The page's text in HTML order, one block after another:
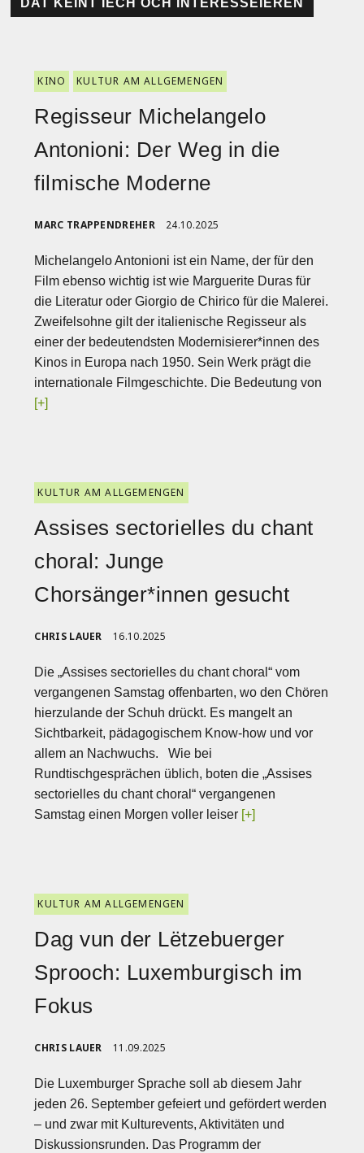
KINO KULTUR AM ALLGEMENGEN
Regisseur Michelangelo
Antonioni: Der Weg in die
filmische Moderne
MARC TRAPPENDREHER 24.10.2025
Michelangelo Antonioni ist ein Name, der für den
Film ebenso wichtig ist wie Marguerite Duras für
die Literatur oder Giorgio de Chirico für die Malerei.
Zweifelsohne gilt der italienische Regisseur als
einer der bedeutendsten Modernisierer*innen des
Kinos in Europa nach 1950. Sein Werk prägt die
internationale Filmgeschichte. Die Bedeutung von
[+]
KULTUR AM ALLGEMENGEN
Assises sectorielles du chant
choral: Junge
Chorsänger*innen gesucht
CHRIS LAUER 16.10.2025
Die „Assises sectorielles du chant choral“ vom
vergangenen Samstag offenbarten, wo den Chören
hierzulande der Schuh drückt. Es mangelt an
Sichtbarkeit, pädagogischem Know-how und vor
allem an Nachwuchs. Wie bei
Rundtischgesprächen üblich, boten die „Assises
sectorielles du chant choral“ vergangenen
Samstag einen Morgen voller leiser [+]
KULTUR AM ALLGEMENGEN
Dag vun der Lëtzebuerger
Sprooch: Luxemburgisch im
Fokus
CHRIS LAUER 11.09.2025
Die Luxemburger Sprache soll ab diesem Jahr
jeden 26. September gefeiert und gefördert werden
– und zwar mit Kulturevents, Aktivitäten und
Diskussionsrunden. Das Programm der